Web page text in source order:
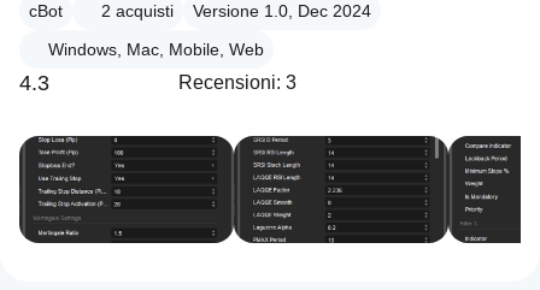
cBot 2 acquisti
Versione 1.0, Dec 2024
Windows, Mac, Mobile, Web
4.3 Recensioni: 3